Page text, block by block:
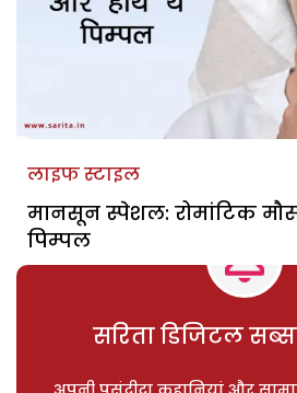
लाइफ स्टाइल
मानसून स्पेशल: रोमांटिक
पिम्पल
सरिता डिजिटल